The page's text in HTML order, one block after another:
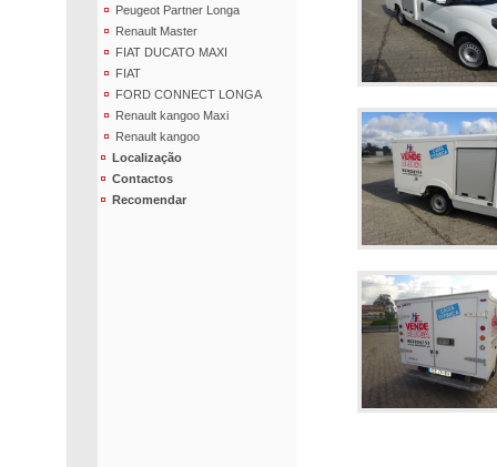
Peugeot Partner Longa
Renault Master
FIAT DUCATO MAXI
FIAT
FORD CONNECT LONGA
Renault kangoo Maxi
Renault kangoo
Localização
Contactos
Recomendar